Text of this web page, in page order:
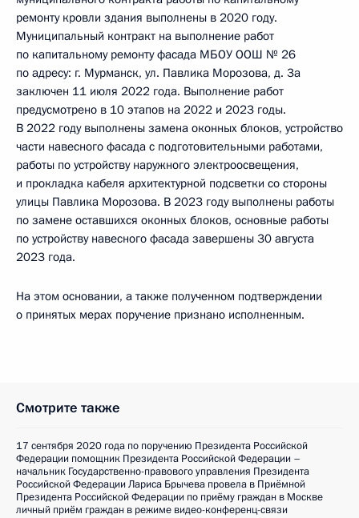
ремонту кровли здания выполнены в 2020 году.
Муниципальный контракт на выполнение работ
по капитальному ремонту фасада МБОУ ООШ № 26
по адресу: г. Мурманск, ул. Павлика Морозова, д. 3а
заключен 11 июля 2022 года. Выполнение работ
предусмотрено в 10 этапов на 2022 и 2023 годы.
В 2022 году выполнены замена оконных блоков, устройство
части навесного фасада с подготовительными работами,
работы по устройству наружного электроосвещения,
и прокладка кабеля архитектурной подсветки со стороны
улицы Павлика Морозова. В 2023 году выполнены работы
по замене оставшихся оконных блоков, основные работы
по устройству навесного фасада завершены 30 августа
2023 года.
На этом основании, а также полученном подтверждении
о принятых мерах поручение признано исполненным.
Смотрите также
17 сентября 2020 года по поручению Президента Российской
Федерации помощник Президента Российской Федерации –
начальник Государственно-правового управления Президента
Российской Федерации Лариса Брычева провела в Приёмной
Президента Российской Федерации по приёму граждан в Москве
личный приём граждан в режиме видео-конференц-связи